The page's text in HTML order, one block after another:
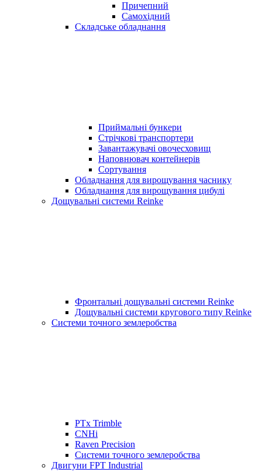
Причепний
Самохідний
Складське обладнання
Приймальні бункери
Стрічкові транспортери
Завантажувачі овочесховищ
Наповнювач контейнерів
Сортування
Обладнання для вирощування часнику
Обладнання для вирощування цибулі
Дощувальні системи Reinke
Фронтальні дощувальні системи Reinke
Дощувальні системи кругового типу Reinke
Системи точного землеробства
PTx Trimble
CNHi
Raven Precision
Системи точного землеробства
Двигуни FPT Industrial